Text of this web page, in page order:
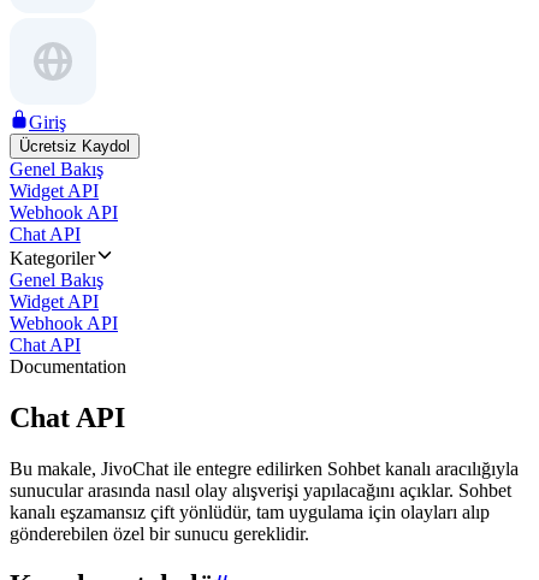
Giriş
Ücretsiz Kaydol
Genel Bakış
Widget API
Webhook API
Chat API
Kategoriler
Genel Bakış
Widget API
Webhook API
Chat API
Documentation
Chat API
Bu makale, JivoChat ile entegre edilirken Sohbet kanalı aracılığıyla
sunucular arasında nasıl olay alışverişi yapılacağını açıklar. Sohbet
kanalı eşzamansız çift yönlüdür, tam uygulama için olayları alıp
gönderebilen özel bir sunucu gereklidir.